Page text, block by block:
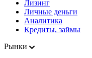
Лизинг
Личные деньги
Аналитика
Кредиты, займы
Рынки